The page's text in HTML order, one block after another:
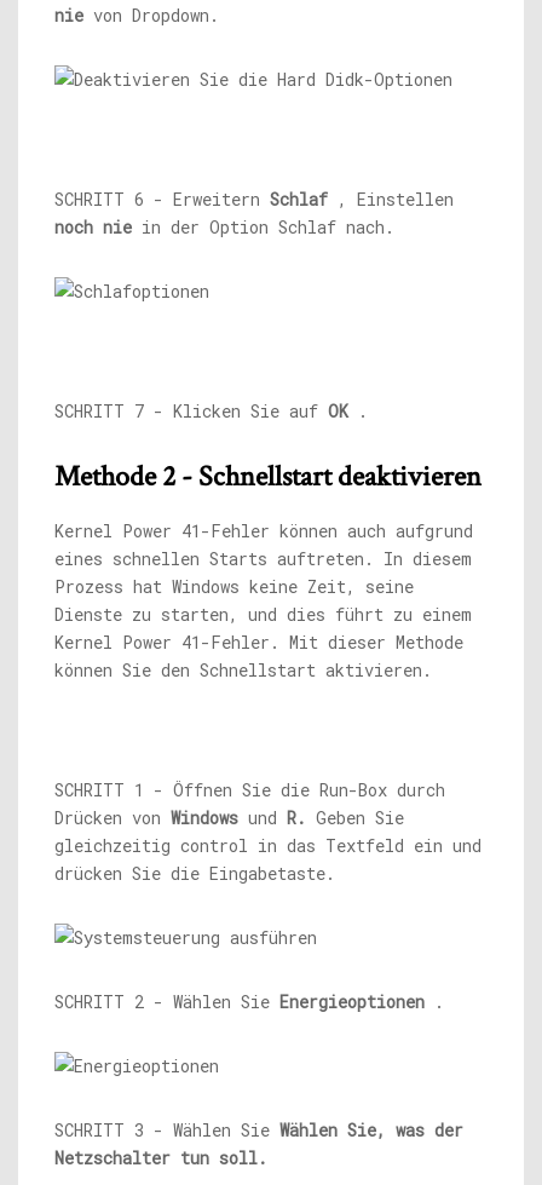
nie von Dropdown.
SCHRITT 6 - Erweitern Schlaf , Einstellen
noch nie in der Option Schlaf nach.
SCHRITT 7 - Klicken Sie auf OK.
Methode 2 - Schnellstart deaktivieren
Kernel Power 41-Fehler können auch aufgrund
eines schnellen Starts auftreten. In diesem
Prozess hat Windows keine Zeit, seine
Dienste zu starten, und dies führt zu einem
Kernel Power 41-Fehler. Mit dieser Methode
können Sie den Schnellstart aktivieren.
SCHRITT 1 - Öffnen Sie die Run-Box durch
Drücken von Windows und R. Geben Sie
gleichzeitig control in das Textfeld ein und
drücken Sie die Eingabetaste.
SCHRITT 2 - Wählen Sie Energieoptionen .
SCHRITT 3 - Wählen Sie Wählen Sie, was der
Netzschalter tun soll.